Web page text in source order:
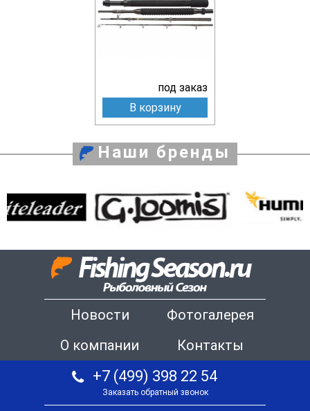
под заказ
В корзину
Наши бренды
Новости
Фотогалерея
О компании
Контакты
+7 (499) 398 22 54
Заказать обратный звонок